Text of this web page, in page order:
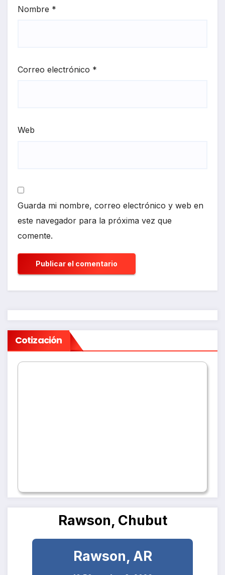
Nombre *
Correo electrónico *
Web
Guarda mi nombre, correo electrónico y web en
este navegador para la próxima vez que
comente.
Cotización
Rawson, Chubut
Rawson, AR